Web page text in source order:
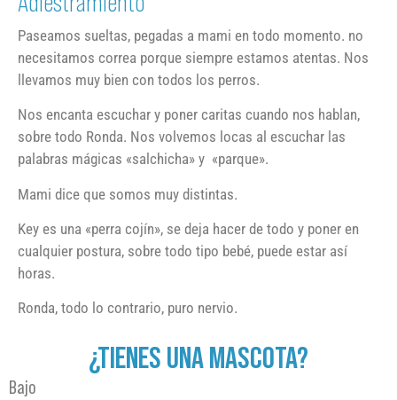
Paseamos sueltas, pegadas a mami en todo momento. no
necesitamos correa porque siempre estamos atentas. Nos
llevamos muy bien con todos los perros.
Nos encanta escuchar y poner caritas cuando nos hablan,
sobre todo Ronda. Nos volvemos locas al escuchar las
palabras mágicas «salchicha» y «parque».
Mami dice que somos muy distintas.
Key es una «perra cojín», se deja hacer de todo y poner en
cualquier postura, sobre todo tipo bebé, puede estar así
horas.
Ronda, todo lo contrario, puro nervio.
¿TIENES UNA MASCOTA?
Bajo